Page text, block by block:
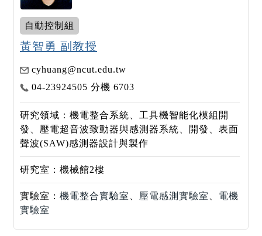
自動控制組
黃智勇 副教授
cyhuang@ncut.edu.tw
04-23924505 分機 6703
研究領域：機電整合系統、工具機智能化模組開
發、壓電超音波致動器與感測器系統、開發、表面
聲波(SAW)感測器設計與製作
研究室：機械館2樓
實驗室： 機電整合實驗室 壓電感測實驗室
電機
實驗室